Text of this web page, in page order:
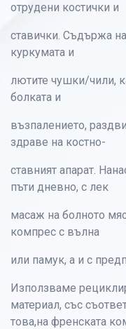
отрудени костички и
ставички. Съдържа
куркумата и
лютите чушки/чили,
болката и
възпалението,
здраве на костно-
ставният апарат.
пъти дневно, с лек
масаж на болното
компрес с вълна
или памук, а и с
Използваме
материал, със
това,на френската